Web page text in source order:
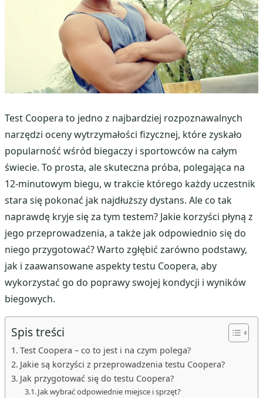
Test Coopera to jedno z najbardziej rozpoznawalnych
narzędzi oceny wytrzymałości fizycznej, które zyskało
popularność wśród biegaczy i sportowców na całym
świecie. To prosta, ale skuteczna próba, polegająca na
12-minutowym biegu, w trakcie którego każdy uczestnik
stara się pokonać jak najdłuższy dystans. Ale co tak
naprawdę kryje się za tym testem? Jakie korzyści płyną z
jego przeprowadzenia, a także jak odpowiednio się do
niego przygotować? Warto zgłębić zarówno podstawy,
jak i zaawansowane aspekty testu Coopera, aby
wykorzystać go do poprawy swojej kondycji i wyników
biegowych.
Spis treści
Test Coopera – co to jest i na czym polega?
Jakie są korzyści z przeprowadzenia testu Coopera?
Jak przygotować się do testu Coopera?
Jak wybrać odpowiednie miejsce i sprzęt?